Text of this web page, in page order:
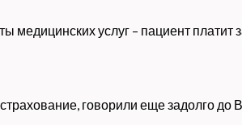
услуг – пациент платит
говорили еще задолго до